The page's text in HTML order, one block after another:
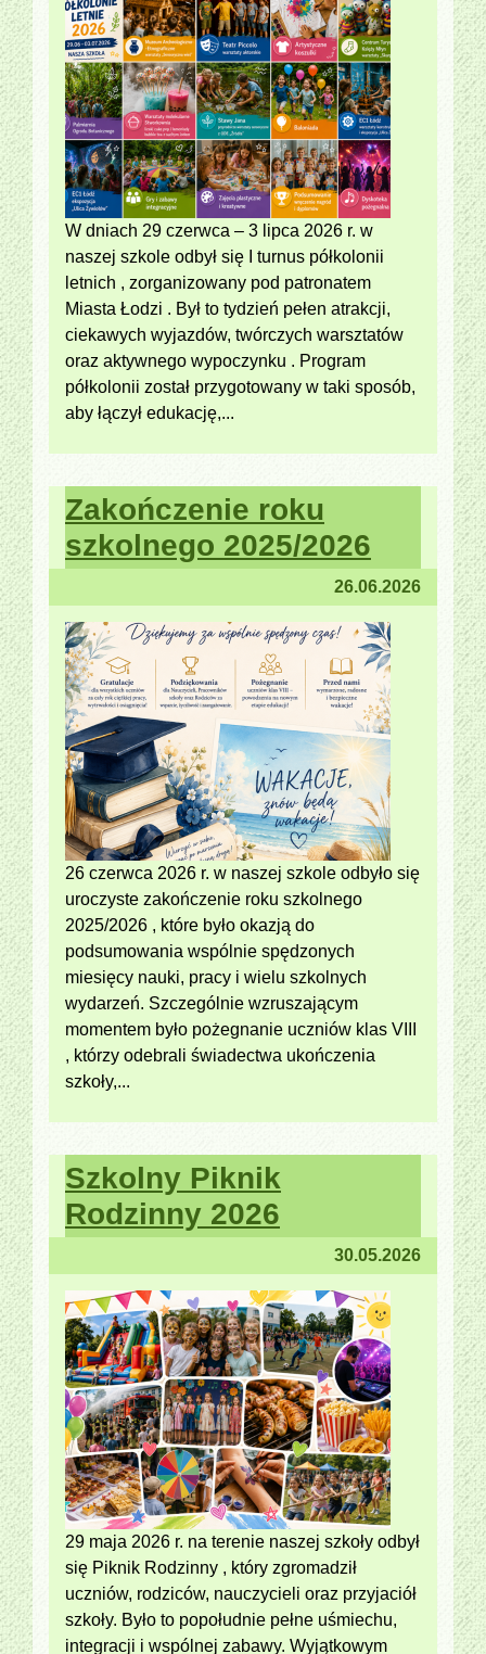
W dniach 29 czerwca – 3 lipca 2026 r. w
naszej szkole odbył się I turnus półkolonii
letnich , zorganizowany pod patronatem
Miasta Łodzi . Był to tydzień pełen atrakcji,
ciekawych wyjazdów, twórczych warsztatów
oraz aktywnego wypoczynku . Program
półkolonii został przygotowany w taki sposób,
aby łączył edukację,...
Zakończenie roku
szkolnego 2025/2026
26.06.2026
26 czerwca 2026 r. w naszej szkole odbyło się
uroczyste zakończenie roku szkolnego
2025/2026 , które było okazją do
podsumowania wspólnie spędzonych
miesięcy nauki, pracy i wielu szkolnych
wydarzeń. Szczególnie wzruszającym
momentem było pożegnanie uczniów klas VIII
, którzy odebrali świadectwa ukończenia
szkoły,...
Szkolny Piknik
Rodzinny 2026
30.05.2026
29 maja 2026 r. na terenie naszej szkoły odbył
się Piknik Rodzinny , który zgromadził
uczniów, rodziców, nauczycieli oraz przyjaciół
szkoły. Było to popołudnie pełne uśmiechu,
integracji i wspólnej zabawy. Wyjątkowym